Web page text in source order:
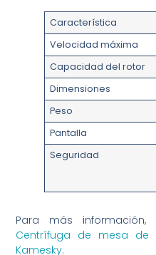
Característica
Velocidad máxima
Capacidad del rotor
Dimensiones
Peso
Pantalla
Seguridad
Para más información,
Centrífuga de mesa de
Kamesky.